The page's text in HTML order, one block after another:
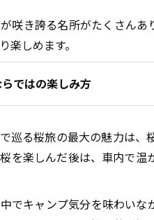
咲き誇る名所がたくさん
楽しめます。
ではの楽しみ方
巡る桜旅の最大の魅力は
を楽しんだ後は、車内で
でキャンプ気分を味わい